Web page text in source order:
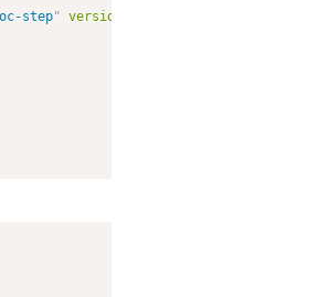
step" version